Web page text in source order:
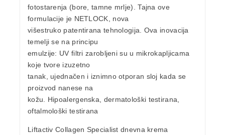
fotostarenja (bore, tamne mrlje). Tajna ove
formulacije je NETLOCK , nova
višestruko patentirana tehnologija. Ova inovacija
temelji se na principu
emulzije: UV filtri zarobljeni su u mikrokapljicama
koje tvore izuzetno
tanak, ujednačen i iznimno otporan sloj kada se
proizvod nanese na
kožu. Hipoalergenska, dermatološki testirana,
oftalmološki testirana
Liftactiv Collagen Specialist dnevna krema